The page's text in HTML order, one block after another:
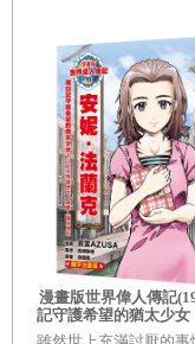
漫畫版世界偉人傳記
記守護希望的猶太少女
法蘭克【以文字見證歷